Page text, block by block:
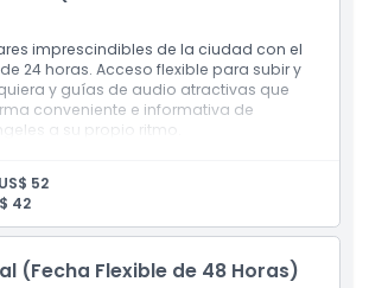
durante el período de su boleto y
a su manera.
y Adultos
imprescindibles de la ciudad con el
24 horas. Acceso flexible para subir y
y guías de audio atractivas que
conveniente e informativa de
a su propio ritmo.
US$ 52
42
(Fecha Flexible de 48 Horas)